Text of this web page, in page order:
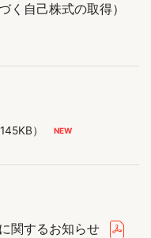
く自己株式の取得）
145KB）
関するお知らせ